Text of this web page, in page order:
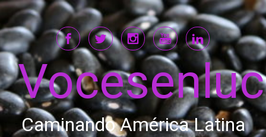
Saltar al contenido principal
Caminando América Latina